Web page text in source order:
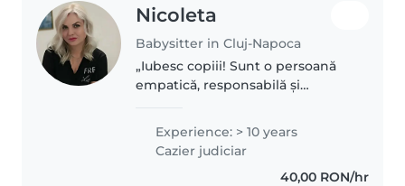
Nicoleta
Babysitter in Cluj-Napoca
„Iubesc copiii! Sunt o persoană
empatică, responsabilă și
educatia sunt ingredientele
perfecte pentru a transforma
orice provocare într-o experiență
Experience: > 10 years
Cazier judiciar
40,00 RON/hr